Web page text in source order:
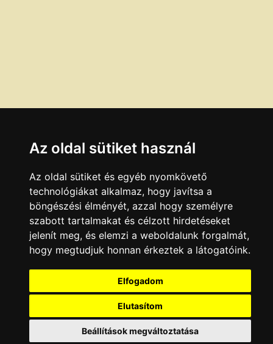
Az oldal sütiket használ
Az oldal sütiket és egyéb nyomkövető
technológiákat alkalmaz, hogy javítsa a
böngészési élményét, azzal hogy személyre
szabott tartalmakat és célzott hirdetéseket
jelenít meg, és elemzi a weboldalunk forgalmát,
hogy megtudjuk honnan érkeztek a látogatóink.
Elfogadom
Elutasítom
Beállítások megváltoztatása